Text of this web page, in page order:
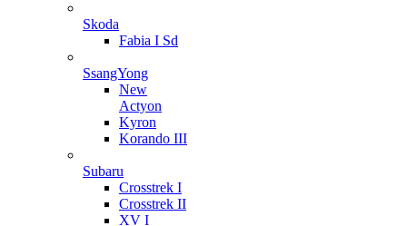
Skoda
Fabia I Sd
SsangYong
New
Actyon
Kyron
Korando III
Subaru
Crosstrek I
Crosstrek II
XV I